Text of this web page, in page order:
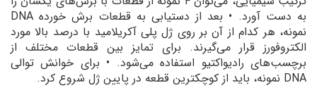
به دست آورد. • بعد از دستیابی به قطعات برش خورده DNA
نمونه، هر کدام از آن بر روی ژل پلی آکریلامید با درصد بالا مورد
الکتروفورز قرار می‌گیرند. برای تمایز بین قطعات مختلف از
برچسب‌های رادیواکتیو استفاده می‌شود. • برای خوانش توالی
DNA نمونه، باید از کوچکترین قطعه در پایین ژل شروع کرد.